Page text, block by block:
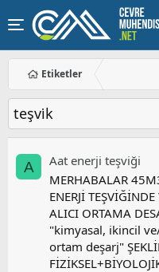
Etiketler
teşvi̇k
A
Aat enerji̇ teşvi̇ği̇
MERHABALAR
ENERJİ
ALICI ORTAMA
"kimyasal, ikincil
ortam deşarj"